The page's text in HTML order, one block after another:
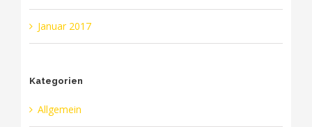
Januar 2017
Kategorien
Allgemein